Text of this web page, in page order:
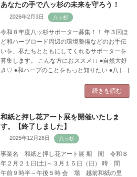
あなたの手で八ッ杉の未来を守ろう！
2026年2月3日
令和８年度八ッ杉サポーター募集！！ 年３回ほ
ど和ハーブロード周辺の環境整備などのお手伝
いを、私たちとともにしてくれるサポーターを
募集します。 こんな方におススメ↓↓ ●自然大好
き♡ ●和ハーブのことをもっと知りたい ●八 […]
続きを読む
和紙と押し花アート展を開催いたしま
す。【終了しました】
2025年12月26日
事業名 和紙と押し花アート展 期 間 令和８
年２月２１日(土)～３月１５日（日） 時 間
午前９時半～午後５時 会 場 越前和紙の里